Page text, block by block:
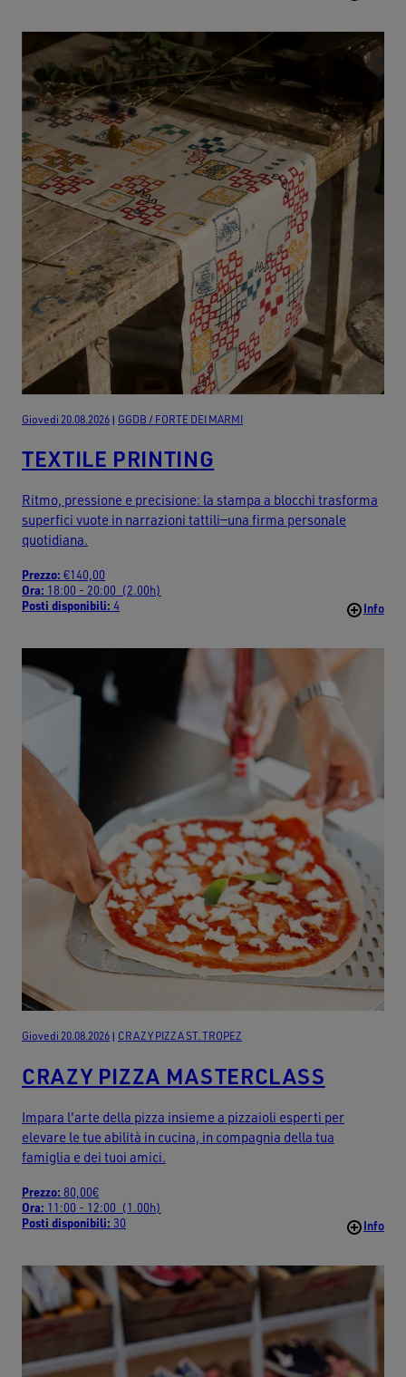
Giovedi 20.08.2026 | GGDB / FORTE DEI MARMI
TEXTILE PRINTING
Ritmo, pressione e precisione: la stampa a blocchi trasforma
superfici vuote in narrazioni tattili—una firma personale
quotidiana.
Prezzo: €140,00
Ora: 18:00 - 20:00 (2.00h)
Posti disponibili: 4 Info
Giovedi 20.08.2026 | CRAZY PIZZA ST. TROPEZ
CRAZY PIZZA MASTERCLASS
Impara l'arte della pizza insieme a pizzaioli esperti per
elevare le tue abilità in cucina, in compagnia della tua
famiglia e dei tuoi amici.
Prezzo: 80,00€
Ora: 11:00 - 12:00 (1.00h)
Posti disponibili: 30 Info